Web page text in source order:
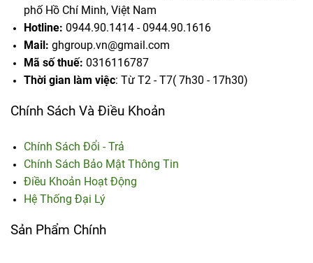
phố Hồ Chí Minh, Việt Nam
Hotline: 0944.90.1414 - 0944.90.1616
Mail: ghgroup.vn@gmail.com
Mã số thuế: 0316116787
Thời gian làm việc: Từ T2 - T7( 7h30 - 17h30)
Chính Sách Và Điều Khoản
Chính Sách Đổi - Trả
Chính Sách Bảo Mật Thông Tin
Điều Khoản Hoạt Động
Hệ Thống Đại Lý
Sản Phẩm Chính